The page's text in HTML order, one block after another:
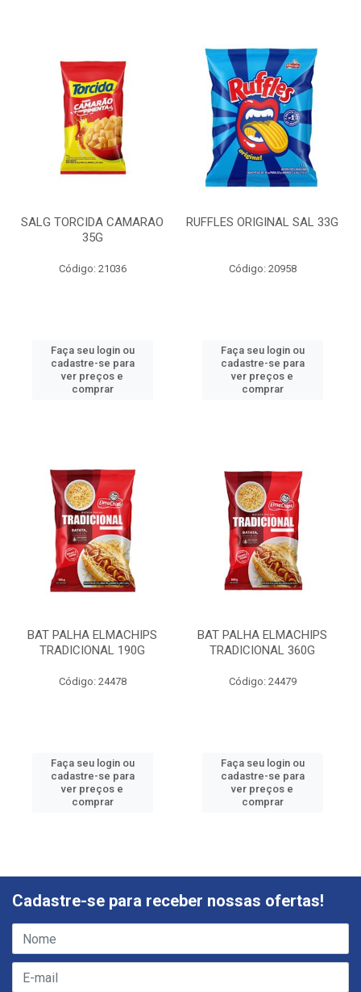
SALG TORCIDA CAMARAO
35G
Código: 21036
Faça seu login ou
cadastre-se para
ver preços e
comprar
RUFFLES ORIGINAL SAL 33G
Código: 20958
Faça seu login ou
cadastre-se para
ver preços e
comprar
BAT PALHA ELMACHIPS
TRADICIONAL 190G
Código: 24478
Faça seu login ou
cadastre-se para
ver preços e
comprar
BAT PALHA ELMACHIPS
TRADICIONAL 360G
Código: 24479
Faça seu login ou
cadastre-se para
ver preços e
comprar
Cadastre-se para receber nossas ofertas!